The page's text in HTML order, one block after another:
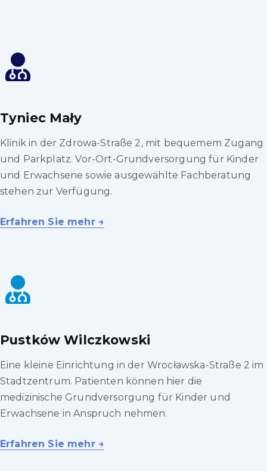
Tyniec Mały
Klinik in der Zdrowa-Straße 2, mit bequemem Zugang
und Parkplatz. Vor-Ort-Grundversorgung für Kinder
und Erwachsene sowie ausgewählte Fachberatung
stehen zur Verfügung.
Erfahren Sie mehr →
Pustków Wilczkowski
Eine kleine Einrichtung in der Wrocławska-Straße 2 im
Stadtzentrum. Patienten können hier die
medizinische Grundversorgung für Kinder und
Erwachsene in Anspruch nehmen.
Erfahren Sie mehr →